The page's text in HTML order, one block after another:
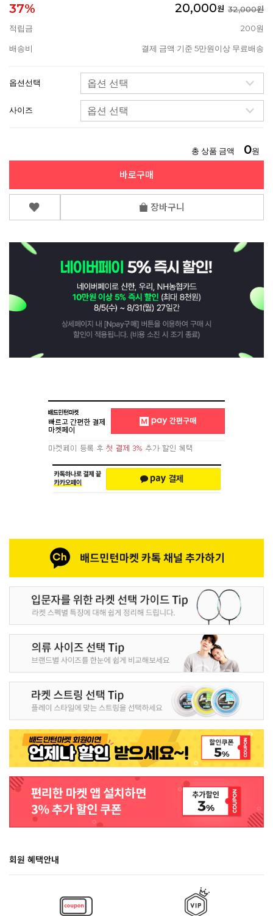
37% 20,000원 32,000원
적립금
200원
배송비 결제 금액 기준 5만원이상 무료배송
옵션선택
사이즈
총 상품 금액 0원
바로구매
장바구니
회원 혜택안내